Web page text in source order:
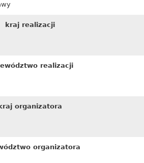
kraj realizacji
realizacji
kraj organizatora
organizatora